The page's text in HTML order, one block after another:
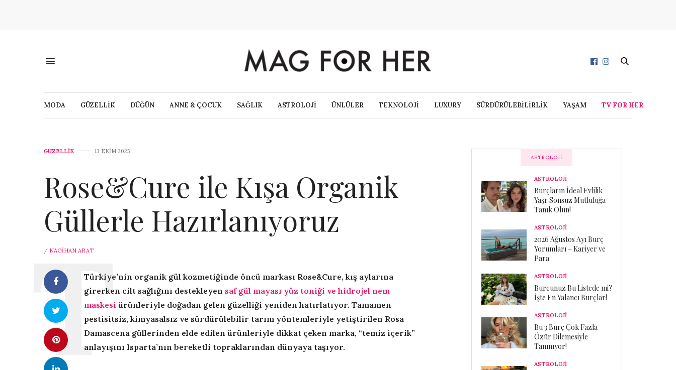
MODA GÜZELLİK DÜĞÜN ANNE & ÇOCUK SAĞLIK ASTROLOJİ ÜNLÜLER TEKNOLOJİ LUXURY SÜRDÜRÜLEBİLİRLİK YAŞAM TV FOR HER
GÜZELLİK 13 EKIM 2025
Rose&Cure ile Kışa Organik
Güllerle Hazırlanıyoruz
/ NAGIHAN ARAT
Türkiye’nin organik gül kozmetiğinde öncü markası Rose&Cure, kış aylarına
girerken cilt sağlığını destekleyen saf gül mayası yüz toniği ve hidrojel nem
maskesi ürünleriyle doğadan gelen güzelliği yeniden hatırlatıyor. Tamamen
pestisitsiz, kimyasalsız ve sürdürülebilir tarım yöntemleriyle yetiştirilen Rosa
Damascena güllerinden elde edilen ürünleriyle dikkat çeken marka, “temiz içerik”
anlayışını Isparta’nın bereketli topraklarından dünyaya taşıyor.
ASTROLOJI
ASTROLOJİ
Burçların İdeal Evlilik
Yaşı: Sonsuz Mutluluğa
Tanık Olun!
ASTROLOJİ
2026 Ağustos Ayı Burç
Yorumları – Kariyer ve
Para
ASTROLOJİ
Burcunuz Bu Listede mi?
İşte En Yalancı Burçlar!
ASTROLOJİ
Bu 3 Burç Çok Fazla
Özür Dilemesiyle
Tanınıyor!
ASTROLOJİ